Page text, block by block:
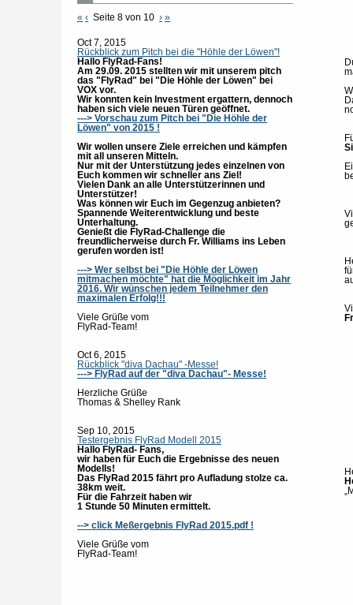
« ‹Seite 8 von 10 › »
Oct 7, 2015
Rückblick zum Pitch bei die "Höhle der Löwen"!
Hallo FlyRad-Fans!
Am 29.09. 2015 stellten wir mit unserem pitch
das "FlyRad" bei "Die Höhle der Löwen" bei
VOX vor.
Wir konnten kein Investment ergattern, dennoch
haben sich viele neuen Türen geöffnet.
---> Vorschau zum Pitch bei "Die Höhle der
Löwen" von 2015 !
Wir wollen unsere Ziele erreichen und kämpfen
mit all unseren Mitteln.
Nur mit der Unterstützung jedes einzelnen von
Euch kommen wir schneller ans Ziel!
Vielen Dank an alle Unterstützerinnen und
Unterstützer!
Was können wir Euch im Gegenzug anbieten?
Spannende Weiterentwicklung und beste
Unterhaltung.
Genießt die FlyRad-Challenge die
freundlicherweise durch Fr. Williams ins Leben
gerufen worden ist!
---> Wer selbst bei "Die Höhle der Löwen
mitmachen möchte" hat die Möglichkeit im Jahr
2016. Wir wünschen jedem Teilnehmer den
maximalen Erfolg!!!
Viele Grüße vom
FlyRad-Team!
Oct 6, 2015
Rückblick "diva Dachau" -Messe!
---> FlyRad auf der "diva Dachau"- Messe!
Herzliche Grüße
Thomas & Shelley Rank
Sep 10, 2015
Testergebnis FlyRad Modell 2015
Hallo FlyRad- Fans,
wir haben für Euch die Ergebnisse des neuen
Modells!
Das FlyRad 2015 fährt pro Aufladung stolze ca.
38km weit.
Für die Fahrzeit haben wir
1 Stunde 50 Minuten ermittelt.
--> click Meßergebnis FlyRad 2015.pdf !
Viele Grüße vom
FlyRad-Team!